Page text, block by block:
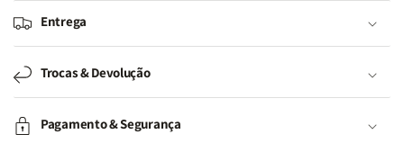
Entrega
Trocas & Devolução
Pagamento & Segurança